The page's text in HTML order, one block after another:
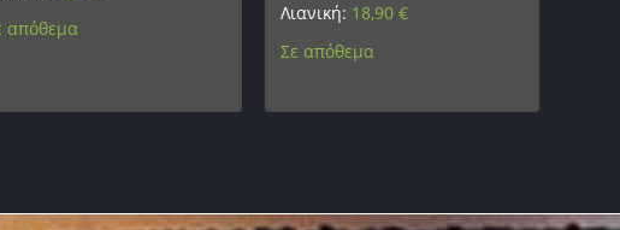
απόθεμα
Λιανική: 18,90€
Σε απόθεμα